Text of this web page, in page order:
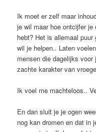
Ik moet er zelf maar
je wil maar hoe ontcijfer
hebt? Het is allemaal
wil je helpen.. Laten
mensen die dagelijks
zachte karakter van
Ik voel me machteloos..
En dan sluit je je ogen
nog kan dromen en dat in